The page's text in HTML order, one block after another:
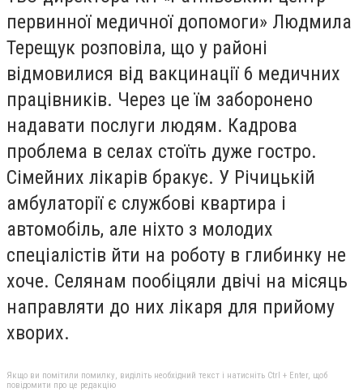
первинної медичної допомоги» Людмила
Терещук розповіла, що у районі
відмовилися від вакцинації 6 медичних
працівників. Через це їм заборонено
надавати послуги людям. Кадрова
проблема в селах стоїть дуже гостро.
Сімейних лікарів бракує. У Річицькій
амбулаторії є службові квартира і
автомобіль, але ніхто з молодих
спеціалістів йти на роботу в глибинку не
хоче. Селянам пообіцяли двічі на місяць
направляти до них лікаря для прийому
хворих.
Якщо ви помітили помилку, виділіть необхідний текст і натисніть Ctrl + Enter, щоб
повідомити про це редакцію